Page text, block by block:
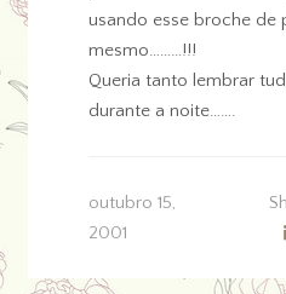
usando esse broche de
mesmo………!!!
Queria tanto lembrar
durante a noite…….
outubro 15,
2001